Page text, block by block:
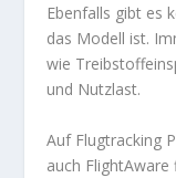
Ebenfalls gibt es
das Modell ist.
wie
und Nutzlast.
Auf Flugtracking
auch